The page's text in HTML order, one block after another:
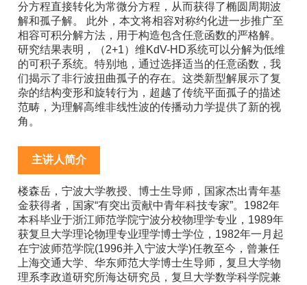
分方程直接转化为常微分方程，从而获得了椭圆周期波
解和孤子解。 此外，本文将相容对称约化进一步推广至
相容可积分解方法，用于构造包含任意函数的严格解。
研究结果表明，（2+1）维KdV-HD系统可以分解为低维
的可积子系统。特别地，通过选择适当的任意函数，我
们揭示了非行波扭曲孤子的存在。这类新型解展示了复
杂的结构变形和旋转行为，超越了传统平面孤子的描述
范畴，为理解高维非线性波的传播动力学提供了新的视
角。
主讲人简介
楼森岳，宁波大学教授、博士生导师，国家杰出青年基
金获得者，国家“有突出贡献中青年科技专家”。1982年
本科毕业于浙江师范学院宁波分校物理学专业，1989年
获复旦大学理论物理专业理学博士学位，1982年一月起
在宁波师范学院(1996并入宁波大学)任教至今，曾兼任
上海交通大学、华东师范大学博士生导师，复旦大学物
理系李政道研究所海达研究员，复旦大学数学科学院兼